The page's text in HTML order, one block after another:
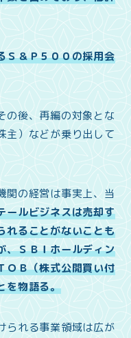
Ｓ＆Ｐ５００の採用会
の後、再編の対象とな
主）などが乗り出して
関の経営は事実上、当
ールビジネスは売却す
れることがないことも
、ＳＢＩホールディン
ＯＢ（株式公開買い付
を物語る。
られる事業領域は広が